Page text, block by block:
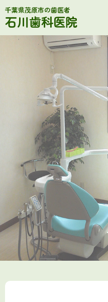
千葉県茂原市の歯医者
石川歯科医院